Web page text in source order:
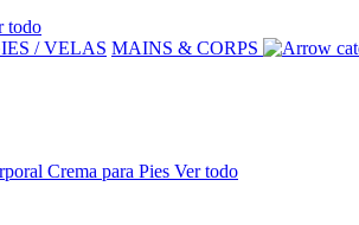
todo
/ VELAS MAINS & CORPS
Crema para Pies Ver todo